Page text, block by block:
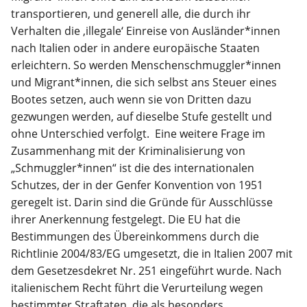
transportieren, und generell alle, die durch ihr
Verhalten die ‚illegale‘ Einreise von Ausländer*innen
nach Italien oder in andere europäische Staaten
erleichtern. So werden Menschenschmuggler*innen
und Migrant*innen, die sich selbst ans Steuer eines
Bootes setzen, auch wenn sie von Dritten dazu
gezwungen werden, auf dieselbe Stufe gestellt und
ohne Unterschied verfolgt. Eine weitere Frage im
Zusammenhang mit der Kriminalisierung von
„Schmuggler*innen“ ist die des internationalen
Schutzes, der in der Genfer Konvention von 1951
geregelt ist. Darin sind die Gründe für Ausschlüsse
ihrer Anerkennung festgelegt. Die EU hat die
Bestimmungen des Übereinkommens durch die
Richtlinie 2004/83/EG umgesetzt, die in Italien 2007 mit
dem Gesetzesdekret Nr. 251 eingeführt wurde. Nach
italienischem Recht führt die Verurteilung wegen